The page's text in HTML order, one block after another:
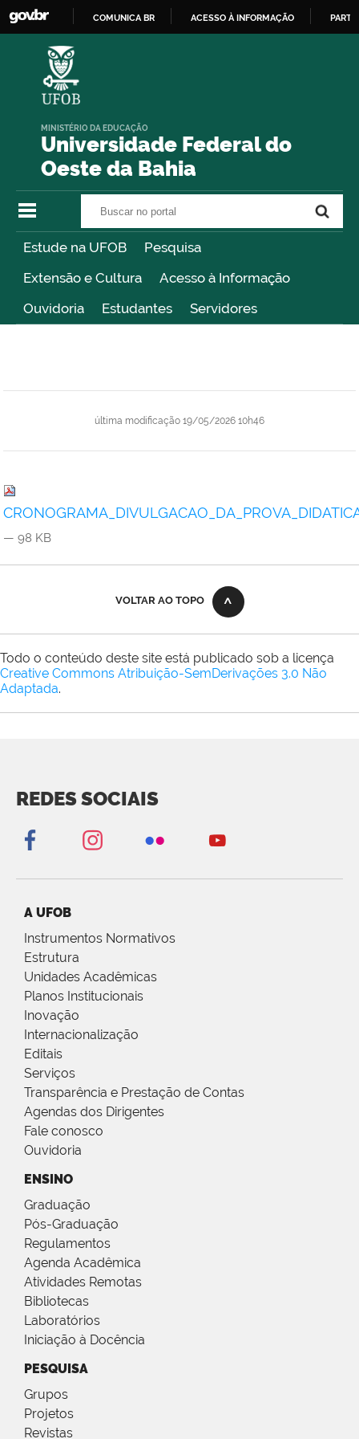
COMUNICA BR ACESSO À INFORMAÇÃO
Universidade Federal do
Oeste da Bahia
MINISTÉRIO DA EDUCAÇÃO
Estude na UFOB
Pesquisa
Extensão e Cultura
Acesso à Informação
Ouvidoria
Estudantes Servidores
última modificação 19/05/2026 10h46
— 98 KB
VOLTAR AO TOPO
Todo o conteúdo deste site está publicado sob a licença
Creative Commons Atribuição-SemDerivações 3.0 Não
Adaptada.
REDES SOCIAIS
A UFOB
Instrumentos Normativos
Estrutura
Unidades Acadêmicas
Planos Institucionais
Inovação
Internacionalização
Editais
Serviços
Transparência e Prestação de Contas
Agendas dos Dirigentes
Fale conosco
Ouvidoria
ENSINO
Graduação
Pós-Graduação
Regulamentos
Agenda Acadêmica
Atividades Remotas
Bibliotecas
Laboratórios
Iniciação à Docência
PESQUISA
Grupos
Projetos
Revistas